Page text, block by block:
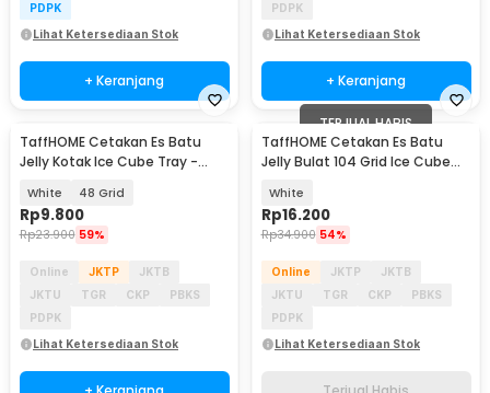
PDPK
Lihat Ketersediaan Stok
+ Keranjang
PDPK
Lihat Ketersediaan Stok
+ Keranjang
TaffHOME Cetakan Es Batu
Jelly Kotak Ice Cube Tray -
White 48 Grid
Rp9.800
Rp23.900 59%
Online JKTP
JKTB
JKTU
TGR CKP
PBKS
PDPK
Lihat Ketersediaan Stok
TERJUAL HABIS
TaffHOME Cetakan Es Batu
Jelly Bulat 104 Grid Ice Cube
White
Rp16.200
Rp34.900 54%
Online JKTP
JKTB
JKTU
TGR CKP
PBKS
PDPK
Lihat Ketersediaan Stok